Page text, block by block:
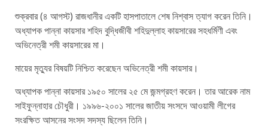
শুক্রবার (৪ আগস্ট) রাজধানীর একটি হাসপাতালে শেষ নিশ্বাস ত্যাগ করেন তিনি।
অধ্যাপক পান্না কায়সার শহিদ বুদ্ধিজীবী শহিদুল্লাহ কায়সারের সহধর্মিণী এবং
অভিনেত্রী শমী কায়সারের মা।
মায়ের মৃত্যুর বিষয়টি নিশ্চিত করেছেন অভিনেত্রী শমী কায়সার।
অধ্যাপক পান্না কায়সার ১৯৫০ সালের ২৫ মে জন্মগ্রহণ করেন। তার আরেক নাম
সাইফুন্নাহার চৌধুরী। ১৯৯৬-২০০১ সালের জাতীয় সংসদে আওয়ামী লীগের
সংরক্ষিত আসনের সংসদ সদস্য ছিলেন তিনি।